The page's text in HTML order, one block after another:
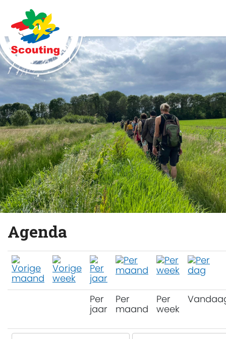
Agenda
Per
jaar
Per
maand
Per
week